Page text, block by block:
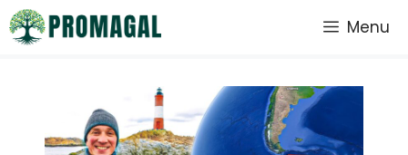
Saltar
al
Menu